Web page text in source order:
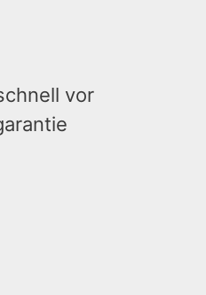
vor